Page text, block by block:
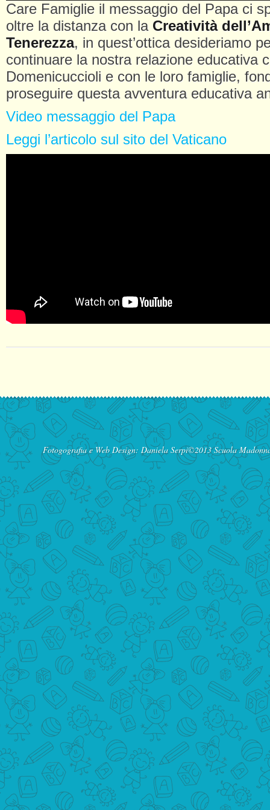
Care Famiglie il messaggio del Papa ci
oltre la distanza con la Creatività
Tenerezza, in quest’ottica desideriamo
continuare la nostra relazione educativa
Domenicuccioli e con le loro famiglie,
proseguire questa avventura educativa
Video messaggio del Papa
Leggi l’articolo sul sito del Vaticano
©2013 Scuola
Fotogografia e Web Design: Daniela Serpi